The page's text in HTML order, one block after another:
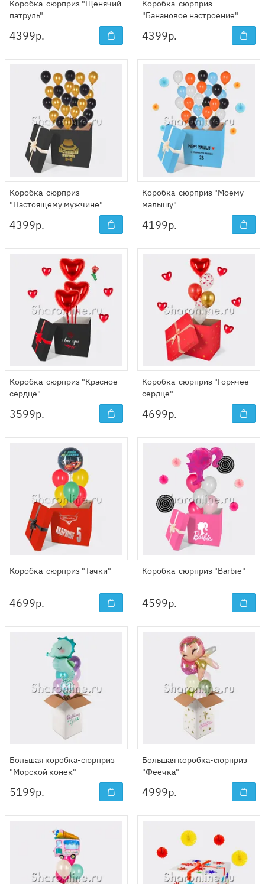
Коробка-сюрприз "Щенячий
патруль"
4399р.
Коробка-сюрприз
"Банановое настроение"
4399р.
Коробка-сюрприз
"Настоящему мужчине"
4399р.
Коробка-сюрприз "Моему
малышу"
4199р.
Коробка-сюрприз "Красное
сердце"
3599р.
Коробка-сюрприз "Горячее
сердце"
4699р.
Коробка-сюрприз "Тачки"
4699р.
Коробка-сюрприз "Barbie"
4599р.
Большая коробка-сюрприз
"Морской конёк"
5199р.
Большая коробка-сюрприз
"Феечка"
4999р.